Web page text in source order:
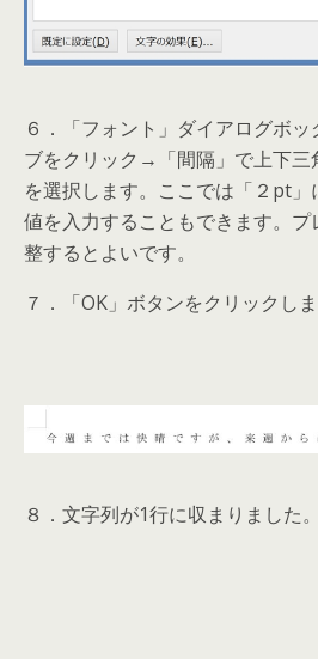
６．「フォント」ダイアログボ
ブをクリック→「間隔」で上下三
を選択します。ここでは「２pt
値を入力することもできます。
整するとよいです。
７．「OK」ボタンをクリックしま
８．文字列が1行に収まりました。